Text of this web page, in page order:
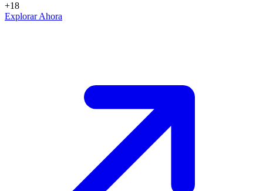
+18
Explorar Ahora